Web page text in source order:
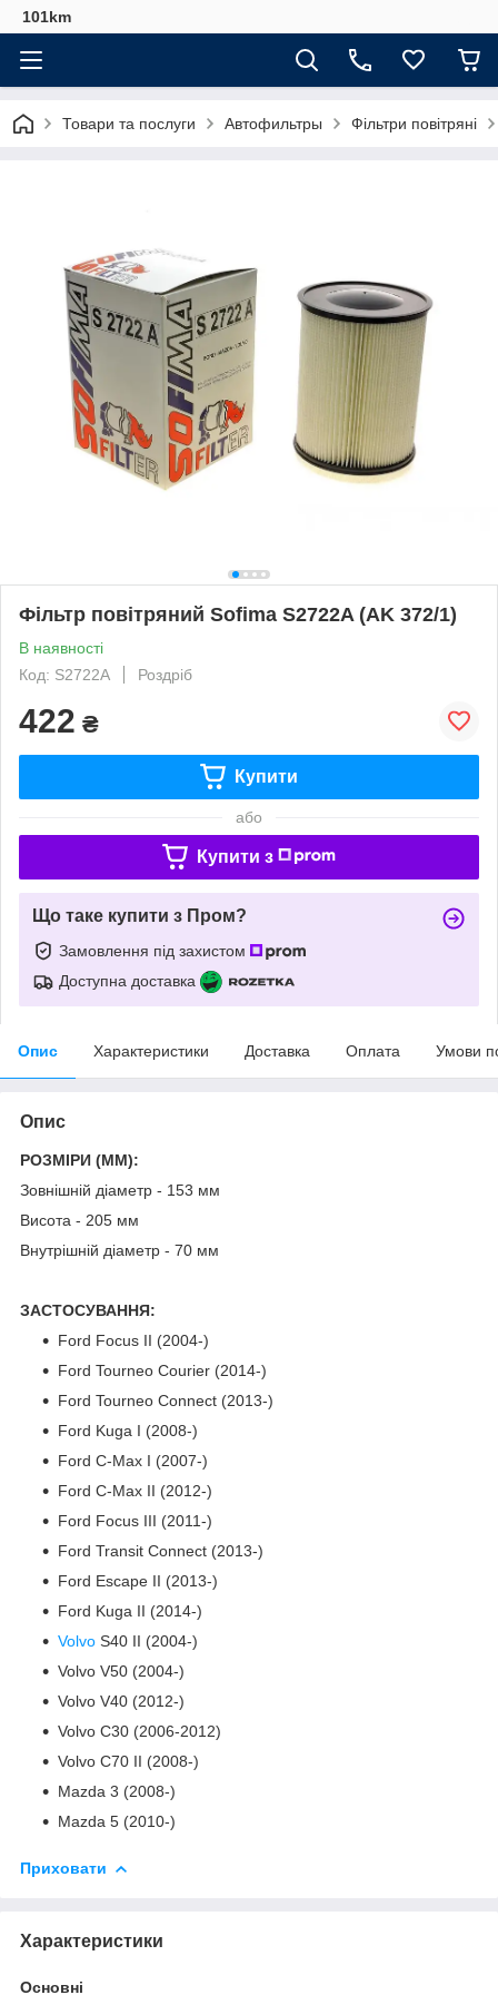
101km
Товари та послуги Автофильтры Фільтри повітряні
Фільтр повітряний Sofima S2722A (AK 372/1)
В наявності
Код: S2722A
Роздріб
422 ₴
Купити
або
Купити з
Що таке купити з Пром?
Замовлення під захистом
Доступна доставка
Опис Характеристики Доставка Оплата Умови
Опис
РОЗМІРИ (MM):
Зовнішній діаметр - 153 мм
Висота - 205 мм
Внутрішній діаметр - 70 мм
ЗАСТОСУВАННЯ:
Ford Focus II (2004-)
Ford Tourneo Courier (2014-)
Ford Tourneo Connect (2013-)
Ford Kuga I (2008-)
Ford C-Max I (2007-)
Ford C-Max II (2012-)
Ford Focus III (2011-)
Ford Transit Connect (2013-)
Ford Escape II (2013-)
Ford Kuga II (2014-)
Volvo S40 II (2004-)
Volvo V50 (2004-)
Volvo V40 (2012-)
Volvo C30 (2006-2012)
Volvo C70 II (2008-)
Mazda 3 (2008-)
Mazda 5 (2010-)
Приховати
Характеристики
Основні